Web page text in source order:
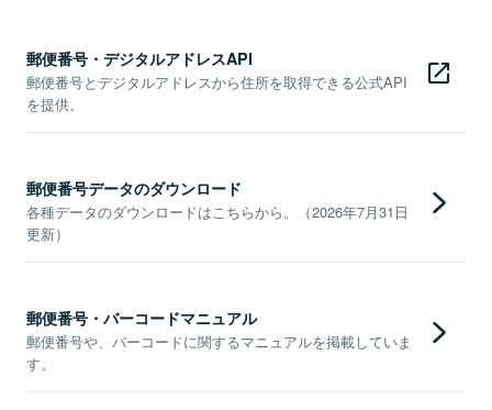
郵便番号・デジタルアドレスAPI
郵便番号とデジタルアドレスから住所を取得できる公式API
を提供。
郵便番号データのダウンロード
各種データのダウンロードはこちらから。（2026年7月31日
更新）
郵便番号・バーコードマニュアル
郵便番号や、バーコードに関するマニュアルを掲載していま
す。